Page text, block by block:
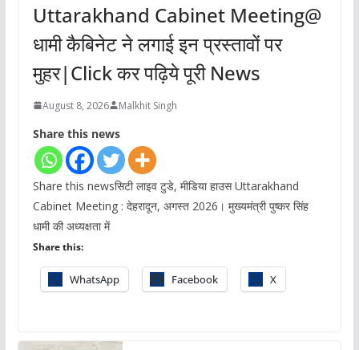
Uttarakhand Cabinet Meeting@
धामी कैबिनेट ने लगाई इन प्रस्तावों पर
मुहर|Click कर पढ़िये पूरी News
August 8, 2026 Malkhit Singh
Share this news
Share this newsसिटी लाइव टुडे, मीडिया हाउस Uttarakhand
Cabinet Meeting : देहरादून, अगस्त 2026। मुख्यमंत्री पुष्कर सिंह
धामी की अध्यक्षता में
Share this:
WhatsApp Facebook X